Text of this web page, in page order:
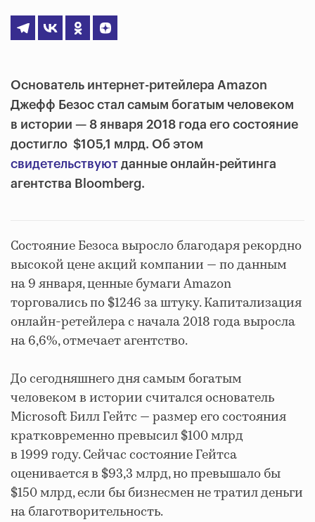
Основатель интернет-ритейлера Amazon
Джефф Безос стал самым богатым человеком
в истории — 8 января 2018 года его состояние
достигло $105,1 млрд. Об этом
свидетельствуют данные онлайн-рейтинга
агентства Bloomberg.
Состояние Безоса выросло благодаря рекордно
высокой цене акций компании — по данным
на 9 января, ценные бумаги Amazon
торговались по $1246 за штуку. Капитализация
онлайн-ретейлера с начала 2018 года выросла
на 6,6%, отмечает агентство.
До сегодняшнего дня самым богатым
человеком в истории считался основатель
Microsoft Билл Гейтс — размер его состояния
кратковременно превысил $100 млрд
в 1999 году. Сейчас состояние Гейтса
оценивается в $93,3 млрд, но превышало бы
$150 млрд, если бы бизнесмен не тратил деньги
на благотворительность.